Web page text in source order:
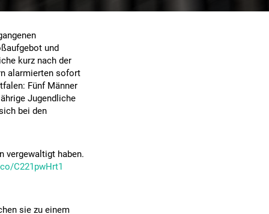
und
kurz nach der
alarmierten sofort
Fünf Männer
Jugendliche
bei den
vergewaltigt haben.
C221pwHrt1
sie zu einem